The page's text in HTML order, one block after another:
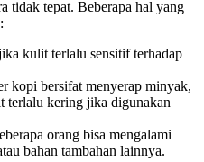
tidak tepat. Beberapa hal yang
kulit terlalu sensitif terhadap
kopi bersifat menyerap minyak,
terlalu kering jika digunakan
orang bisa mengalami
bahan tambahan lainnya.